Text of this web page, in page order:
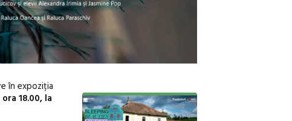
în expoziția
18.00, la